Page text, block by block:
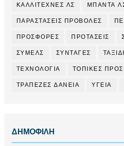
ΚΑΛΛΙΤΕΧΝΕΣ ΛΣ ΜΠΑΝΤΑ
ΠΑΡΑΣΤΑΣΕΙΣ ΠΡΟΒΟΛΕΣ
ΠΡΟΣΦΟΡΕΣ ΠΡΟΤΑΣΕΙΣ
ΣΥΜΕΛΣ ΣΥΝΤΑΓΕΣ
ΤΕΧΝΟΛΟΓΙΑ ΤΟΠΙΚΕΣ
ΤΡΑΠΕΖΕΣ ΔΑΝΕΙΑ ΥΓΕΙΑ
ΔΗΜΟΦΙΛΗ